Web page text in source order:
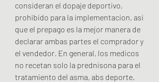
consideran el dopaje deportivo,
prohibido para la implementacion, asi
que el prepago es la mejor manera de
declarar ambas partes el comprador y
el vendedor. En general, los medicos
no recetan solo la prednisona para el
tratamiento del asma, abs deporte.